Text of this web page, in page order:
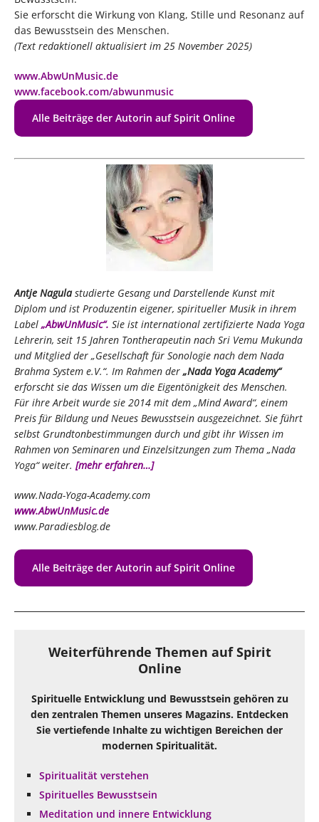
Sie erforscht die Wirkung von Klang, Stille und Resonanz auf
das Bewusstsein des Menschen.
(Text redaktionell aktualisiert im 25 November 2025)
www.AbwUnMusic.de
www.facebook.com/abwunmusic
Alle Beiträge der Autorin auf Spirit Online
Antje Nagulastudierte Gesang und Darstellende Kunst mit
Diplom und ist Produzentin eigener, spiritueller Musik in ihrem
Label„AbwUnMusic“. Sie ist international zertifizierte Nada Yoga
Lehrerin, seit 15 Jahren Tontherapeutin nach Sri Vemu Mukunda
und Mitglied der „Gesellschaft für Sonologie nach dem Nada
Brahma System e.V.“. Im Rahmen der„Nada Yoga Academy“
erforscht sie das Wissen um die Eigentönigkeit des Menschen.
Für ihre Arbeit wurde sie 2014 mit dem „Mind Award“, einem
Preis für Bildung und Neues Bewusstsein ausgezeichnet. Sie führt
selbst Grundtonbestimmungen durch und gibt ihr Wissen im
Rahmen von Seminaren und Einzelsitzungen zum Thema „Nada
Yoga“ weiter. [mehr erfahren…]
www.Nada-Yoga-Academy.com
www.AbwUnMusic.de
www.Paradiesblog.de
Alle Beiträge der Autorin auf Spirit Online
Weiterführende Themen auf Spirit
Online
Spirituelle Entwicklung und Bewusstsein gehören zu
den zentralen Themen unseres Magazins. Entdecken
Sie vertiefende Inhalte zu wichtigen Bereichen der
modernen Spiritualität.
Spiritualität verstehen
Spirituelles Bewusstsein
Meditation und innere Entwicklung